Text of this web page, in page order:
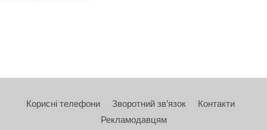
Корисні телефони Зворотний зв’язок
Контакти
Рекламодавцям